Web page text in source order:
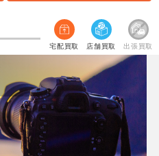
宅配買取 店舗買取 出張買取